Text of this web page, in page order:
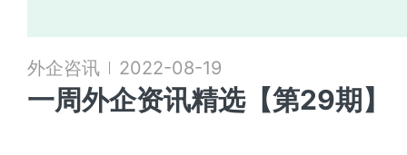
外企咨讯 2022-08-19
一周外企资讯精选【第29期】